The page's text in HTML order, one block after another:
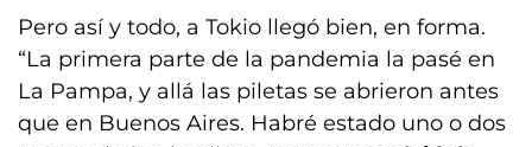
Pero así y todo, a Tokio llegó bien, en forma.
“La primera parte de la pandemia la pasé en
La Pampa, y allá las piletas se abrieron antes
que en Buenos Aires. Habré estado uno o dos